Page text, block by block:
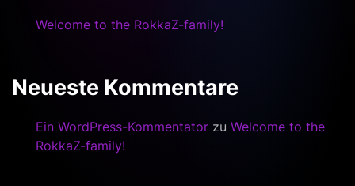
Welcome to the RokkaZ-family!
Neueste Kommentare
Ein WordPress-Kommentator zu Welcome to the
RokkaZ-family!